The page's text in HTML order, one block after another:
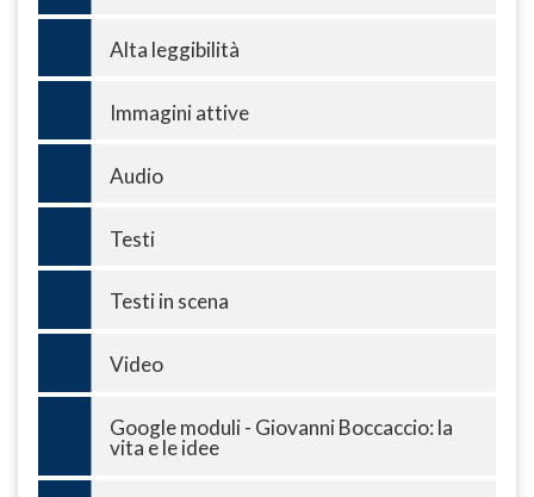
Alta leggibilità
Immagini attive
Audio
Testi
Testi in scena
Video
Google moduli - Giovanni Boccaccio: la
vita e le idee